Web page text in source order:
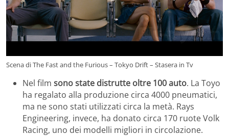
Scena di The Fast and the Furious – Tokyo Drift – Stasera in Tv
Nel film sono state distrutte oltre 100 auto. La Toyo
ha regalato alla produzione circa 4000 pneumatici,
ma ne sono stati utilizzati circa la metà. Rays
Engineering, invece, ha donato circa 170 ruote Volk
Racing, uno dei modelli migliori in circolazione.